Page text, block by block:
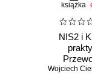
książka
NIS2 i
Wojciech